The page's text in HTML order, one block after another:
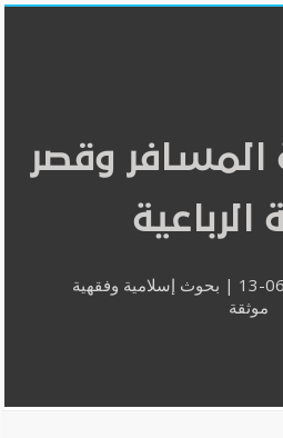
المسافر وقصر
الرباعية
تم النشر في: 2026-06-13 | بحوث إسلامية وفقهية
موثقة